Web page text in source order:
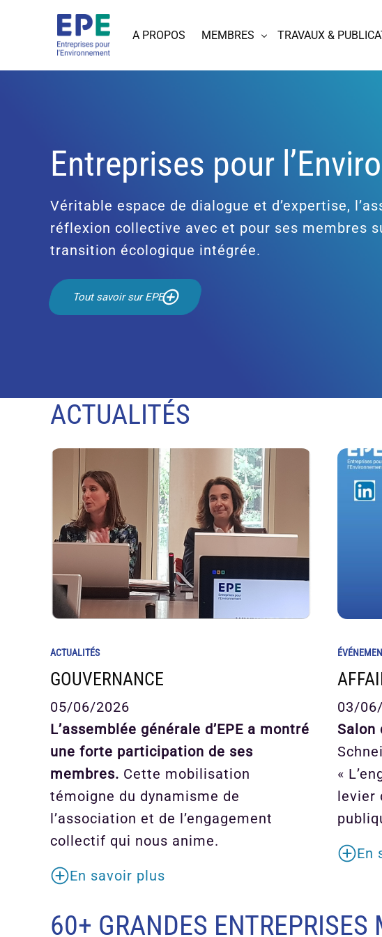
A PROPOS MEMBRES TRAVAUX &
Entreprises pour
Véritable espace de dialogue et d’expertise,
réflexion collective avec et pour ses membres
transition écologique intégrée.
Tout savoir sur EPE
ACTUALITÉS
ACTUALITÉS
GOUVERNANCE
05/06/2026
L’assemblée générale d’EPE a montré
une forte participation de ses
membres. Cette mobilisation
témoigne du dynamisme de
l’association et de l’engagement
collectif qui nous anime.
En savoir plus
03/
Salon
«
levier
En
60+ GRANDES ENTREPRISES